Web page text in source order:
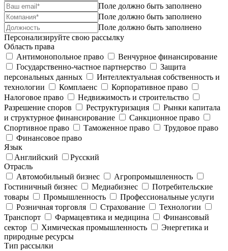
Поле должно быть заполнено
Поле должно быть заполнено
Поле должно быть заполнено
Персонализируйте свою рассылку
Область права
Антимонопольное право
Венчурное финансирование
Государственно-частное партнерство
Защита
персональных данных
Интеллектуальная собственность и
технологии
Комплаенс
Корпоративное право
Налоговое право
Недвижимость и строительство
Разрешение споров
Реструктуризация
Рынки капитала
и структурное финансирование
Санкционное право
Спортивное право
Таможенное право
Трудовое право
Финансовое право
Язык
Английский
Русский
Отрасль
Автомобильный бизнес
Агропромышленность
Гостиничный бизнес
Медиабизнес
Потребительские
товары
Промышленность
Профессиональные услуги
Розничная торговля
Страхование
Технологии
Транспорт
Фармацевтика и медицина
Финансовый
сектор
Химическая промышленность
Энергетика и
природные ресурсы
Тип рассылки